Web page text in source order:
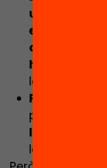
una
què hi
hipòtesis…
lectura!
Finalment
pàgina,
llegit
lectures i